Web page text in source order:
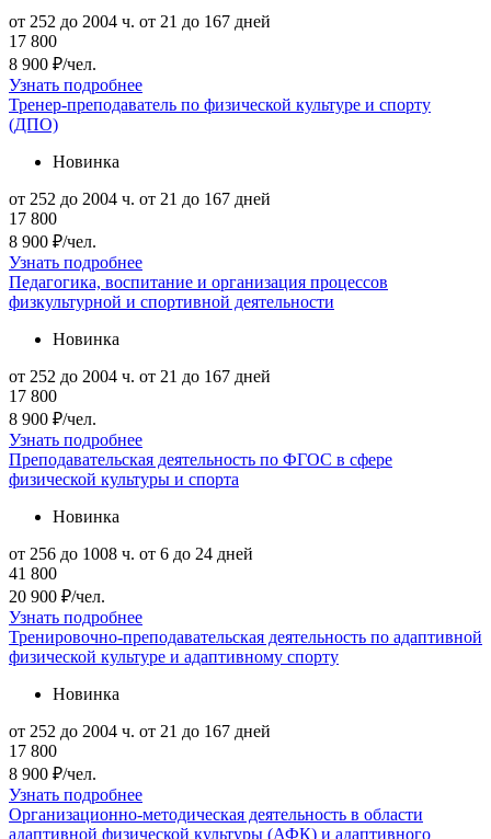
от 252 до 2004 ч. от 21 до 167 дней
17 800
8 900 ₽/чел.
Узнать подробнее
Тренер-преподаватель по физической культуре и спорту
(ДПО)
Новинка
от 252 до 2004 ч. от 21 до 167 дней
17 800
8 900 ₽/чел.
Узнать подробнее
Педагогика, воспитание и организация процессов
физкультурной и спортивной деятельности
Новинка
от 252 до 2004 ч. от 21 до 167 дней
17 800
8 900 ₽/чел.
Узнать подробнее
Преподавательская деятельность по ФГОС в сфере
физической культуры и спорта
Новинка
от 256 до 1008 ч. от 6 до 24 дней
41 800
20 900 ₽/чел.
Узнать подробнее
Тренировочно-преподавательская деятельность по адаптивной
физической культуре и адаптивному спорту
Новинка
от 252 до 2004 ч. от 21 до 167 дней
17 800
8 900 ₽/чел.
Узнать подробнее
Организационно-методическая деятельность в области
адаптивной физической культуры (АФК) и адаптивного